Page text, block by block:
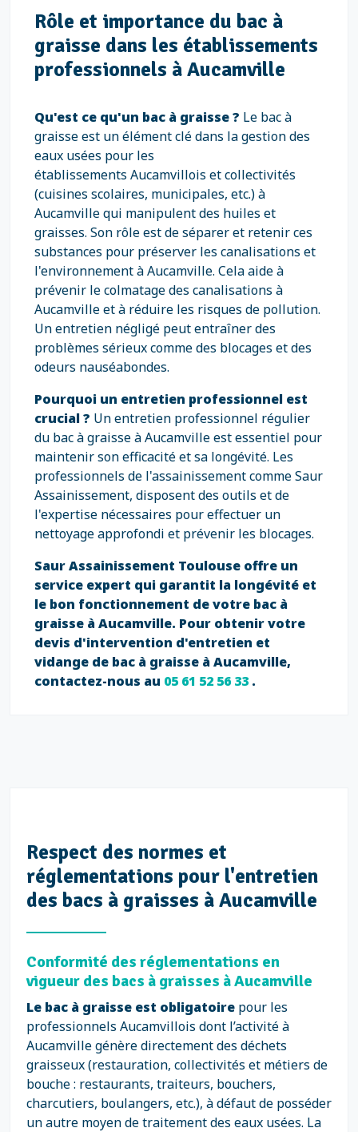
Rôle et importance du bac à
graisse dans les établissements
professionnels à Aucamville
Qu'est ce qu'un bac à graisse ? Le bac à
graisse est un élément clé dans la gestion des
eaux usées pour les
établissements Aucamvillois et collectivités
(cuisines scolaires, municipales, etc.) à
Aucamville qui manipulent des huiles et
graisses. Son rôle est de séparer et retenir ces
substances pour préserver les canalisations et
l'environnement à Aucamville. Cela aide à
prévenir le colmatage des canalisations à
Aucamville et à réduire les risques de pollution.
Un entretien négligé peut entraîner des
problèmes sérieux comme des blocages et des
odeurs nauséabondes.
Pourquoi un entretien professionnel est
crucial ? Un entretien professionnel régulier
du bac à graisse à Aucamville est essentiel pour
maintenir son efficacité et sa longévité. Les
professionnels de l'assainissement comme Saur
Assainissement, disposent des outils et de
l'expertise nécessaires pour effectuer un
nettoyage approfondi et prévenir les blocages.
Saur Assainissement Toulouse offre un
service expert qui garantit la longévité et
le bon fonctionnement de votre bac à
graisse à Aucamville. Pour obtenir votre
devis d'intervention d'entretien et
vidange de bac à graisse à Aucamville,
contactez-nous au 05 61 52 56 33 .
Respect des normes et
réglementations pour l'entretien
des bacs à graisses à Aucamville
Conformité des réglementations en
vigueur des bacs à graisses à Aucamville
Le bac à graisse est obligatoire pour les
professionnels Aucamvillois dont l’activité à
Aucamville génère directement des déchets
graisseux (restauration, collectivités et métiers de
bouche : restaurants, traiteurs, bouchers,
charcutiers, boulangers, etc.), à défaut de posséder
un autre moyen de traitement des eaux usées. La